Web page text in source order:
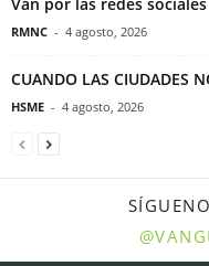
RMNC - 4 agosto, 2026
CUANDO LAS CIUDADES
HSME - 4 agosto, 2026